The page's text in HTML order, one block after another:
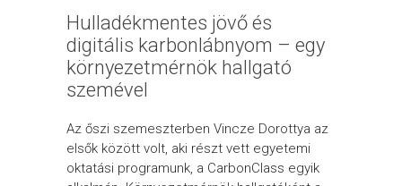
Hulladékmentes jövő és
digitális karbonlábnyom – egy
környezetmérnök hallgató
szemével
Az őszi szemeszterben Vincze Dorottya az
elsők között volt, aki részt vett egyetemi
oktatási programunk, a CarbonClass egyik